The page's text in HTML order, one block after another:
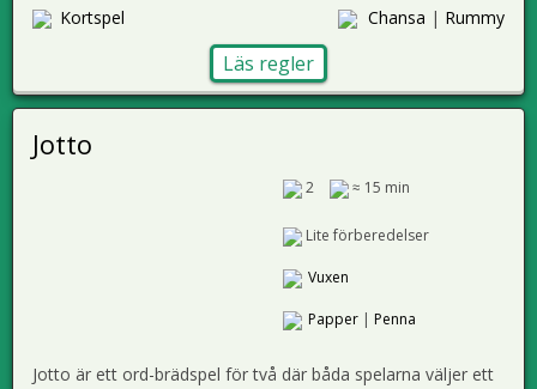
Kortspel
Chansa | Rummy
Läs regler
Jotto
2 ≈ 15 min
Lite förberedelser
Vuxen
Papper| Penna
Jotto är ett ord-brädspel för två där båda spelarna väljer ett